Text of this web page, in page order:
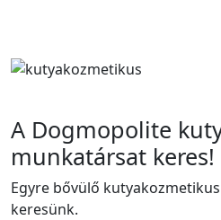
A Dogmopolite
munkatársat keres!
Egyre bővülő
keresünk.